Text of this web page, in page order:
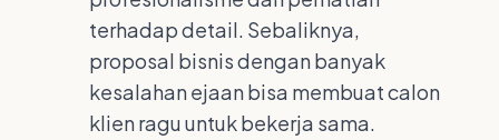
terhadap detail. Sebaliknya,
proposal bisnis dengan banyak
kesalahan ejaan bisa membuat calon
klien ragu untuk bekerja sama.